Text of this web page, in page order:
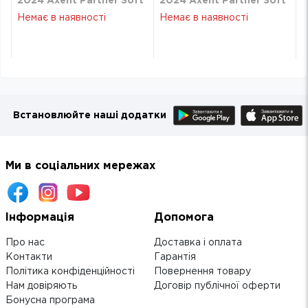
Skin 145х210 пудровий
Немає в наявності
Skin 145х210 пудровий
Немає в наявності
Встановлюйте наші додатки
Ми в соціальних мережах
Інформація
Про нас
Контакти
Політика конфіденційності
Нам довіряють
Бонусна програма
Допомога
Доставка і оплата
Гарантія
Повернення товару
Договір публічної оферти